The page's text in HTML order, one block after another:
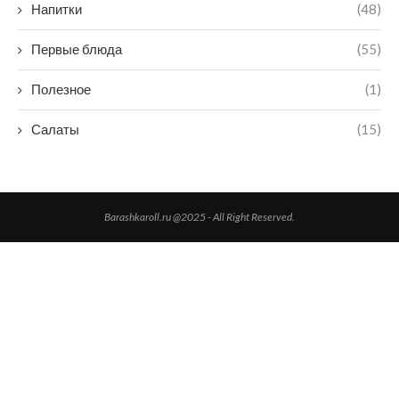
Напитки (48)
Первые блюда (55)
Полезное (1)
Салаты (15)
Barashkaroll.ru @2025 - All Right Reserved.